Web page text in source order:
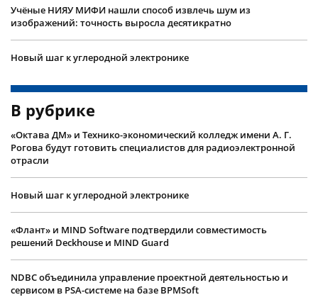
Учëные НИЯУ МИФИ нашли способ извлечь шум из
изображений: точность выросла десятикратно
Новый шаг к углеродной электронике
В рубрике
«Октава ДМ» и Технико-экономический колледж имени А. Г.
Рогова будут готовить специалистов для радиоэлектронной
отрасли
Новый шаг к углеродной электронике
«Флант» и MIND Software подтвердили совместимость
решений Deckhouse и MIND Guard
NDBC объединила управление проектной деятельностью и
сервисом в PSA-системе на базе BPMSoft